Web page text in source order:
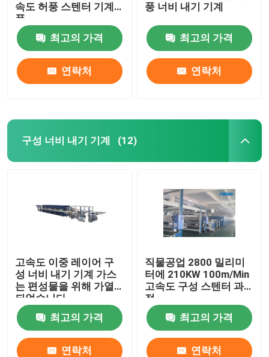
속도 허풍 스텐터 기계
폭
최고의 가격
연락처
풍 너비 내기 기계
최고의 가격
연락처
구성 너비 내기 기계 (12)
고속도 이중 레이어 구
성 너비 내기 기계 가스
는 편성물을 위해 가열
되었습니다
최고의 가격
연락처
직물공업 2800 밀리미
터에 210KW 100m/Min
고속도 구성 스텐터 과
정
최고의 가격
연락처